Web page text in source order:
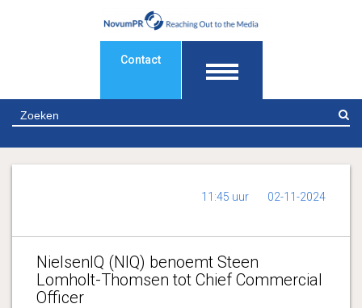
Contact
11:45 uur 02-11-2024
NielsenIQ (NIQ) benoemt Steen
Lomholt-Thomsen tot Chief Commercial
Officer